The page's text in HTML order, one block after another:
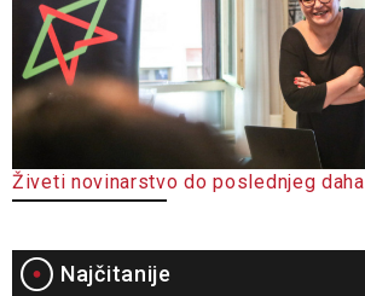
Živeti novinarstvo do poslednjeg daha
Najčitanije